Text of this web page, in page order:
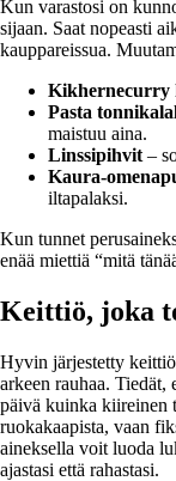
Kun varastosi on
sijaan. Saat nopeasti
kauppareissua.
Kikhernecurry
Pasta
maistuu aina.
Linssipihvit –
Kaura-
iltapalaksi.
Kun tunnet
enää miettiä “mitä
Keittiö, joka
Hyvin järjestetty
arkeen rauhaa.
päivä kuinka kiireinen
ruokakaapista, vaan
aineksella voit luoda
ajastasi että rahastasi.